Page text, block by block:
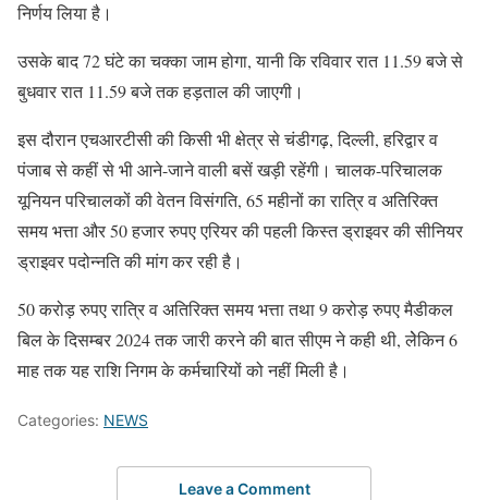
निर्णय लिया है।
उसके बाद 72 घंटे का चक्का जाम होगा, यानी कि रविवार रात 11.59 बजे से
बुधवार रात 11.59 बजे तक हड़ताल की जाएगी।
इस दौरान एचआरटीसी की किसी भी क्षेत्र से चंडीगढ़, दिल्ली, हरिद्वार व
पंजाब से कहीं से भी आने-जाने वाली बसें खड़ी रहेंगी। चालक-परिचालक
यूनियन परिचालकों की वेतन विसंगति, 65 महीनों का रात्रि व अतिरिक्त
समय भत्ता और 50 हजार रुपए एरियर की पहली किस्त ड्राइवर की सीनियर
ड्राइवर पदोन्नति की मांग कर रही है।
50 करोड़ रुपए रात्रि व अतिरिक्त समय भत्ता तथा 9 करोड़ रुपए मैडीकल
बिल के दिसम्बर 2024 तक जारी करने की बात सीएम ने कही थी, लेेकिन 6
माह तक यह राशि निगम के कर्मचारियों को नहीं मिली है।
Categories: NEWS
Leave a Comment